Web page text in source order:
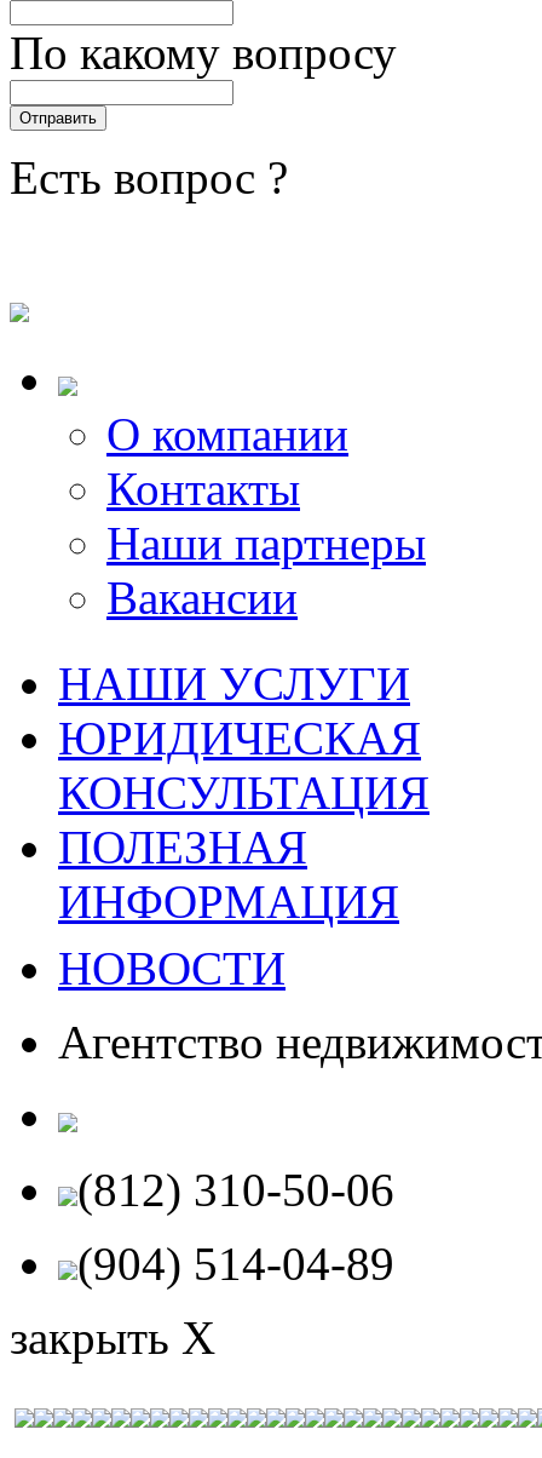
По какому вопросу
Есть вопрос ?
О компании
Контакты
Наши партнеры
Вакансии
НАШИ УСЛУГИ
ЮРИДИЧЕСКАЯ
КОНСУЛЬТАЦИЯ
ПОЛЕЗНАЯ
ИНФОРМАЦИЯ
НОВОСТИ
Агентство
(812) 310-50-06
(904) 514-04-89
закрыть X